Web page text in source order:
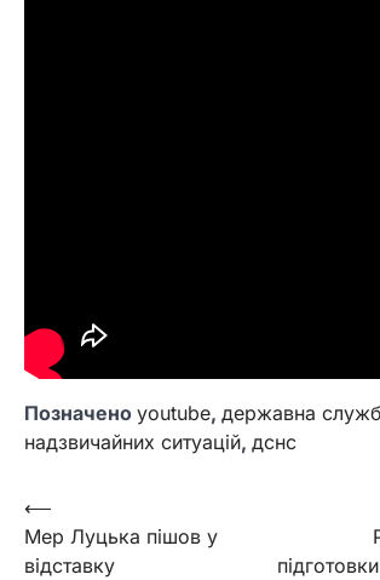
Позначено youtube, державна
надзвичайних ситуацій, дснс
Навігація
записів
⟵
Мер Луцька пішов у
відставку